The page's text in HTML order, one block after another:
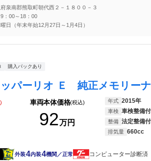
泉南郡熊取町朝代西２－１８００－３
：00～18：00
日（年末年始12月27日～1月4日）
購入パックあり
車両本体価格(税込)
92万円
年式 2015年
車検 車検整備付
整備 法定整備付
排気量 660cc
外装4内装4機関／正常 コンピューター診断済